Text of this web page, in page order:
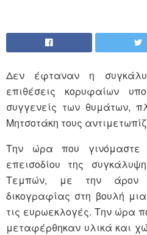
Δεν έφταναν η
επιθέσεις κορυφαίων
συγγενείς των θυμάτων,
Μητσοτάκη τους
Την ώρα που γινόμαστε
επεισοδίου της
Τεμπών, με την άρον
δικογραφίας στη βουλή
τις ευρωεκλογές. Την ώρα
μεταφέρθηκαν υλικά και